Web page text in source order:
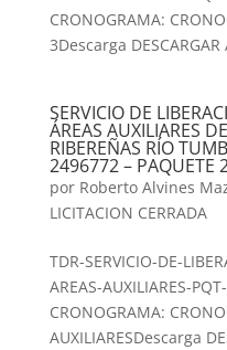
CRONOGRAMA:
3Descarga DESCARGAR
SERVICIO DE
ÁREAS AUXILIARES
RIBEREÑAS RÍO
2496772 – PAQUETE
por Roberto Alvines
LICITACION CERRADA
TDR-SERVICIO-DE-
AREAS-AUXILIARES-
CRONOGRAMA:
AUXILIARESDescarga